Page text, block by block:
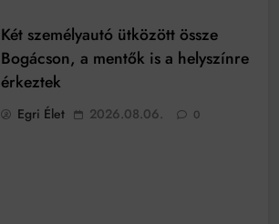
Két személyautó ütközött össze
Bogácson, a mentők is a helyszínre
érkeztek
Egri Élet 2026.08.06. 0